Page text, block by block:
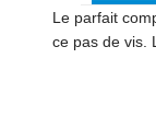
Le parfait
ce pas de vis.